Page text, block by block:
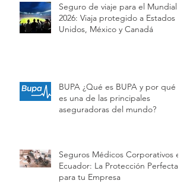
Seguro de viaje para el Mundial
2026: Viaja protegido a Estados
Unidos, México y Canadá
BUPA ¿Qué es BUPA y por qué
es una de las principales
aseguradoras del mundo?
Seguros Médicos Corporativos en
Ecuador: La Protección Perfecta
para tu Empresa